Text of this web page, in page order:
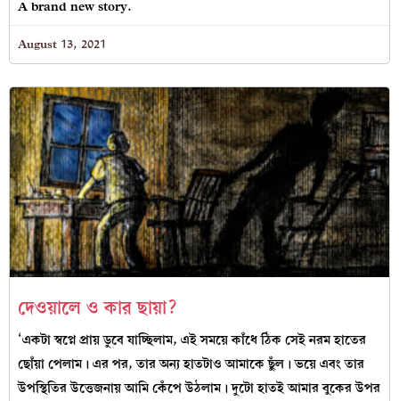
A brand new story.
August 13, 2021
দেওয়ালে ও কার ছায়া?
‘একটা স্বপ্নে প্রায় ডুবে যাচ্ছিলাম, এই সময়ে কাঁধে ঠিক সেই নরম হাতের
ছোঁয়া পেলাম। এর পর, তার অন্য হাতটাও আমাকে ছুঁল। ভয়ে এবং তার
উপস্থিতির উত্তেজনায় আমি কেঁপে উঠলাম। দুটো হাতই আমার বুকের উপর